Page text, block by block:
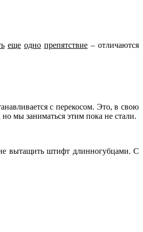
еще одно препятствие– отличаются
с перекосом. Это, в свою
мы заниматься этим пока не стали.
вытащить штифт длинногубцами. С